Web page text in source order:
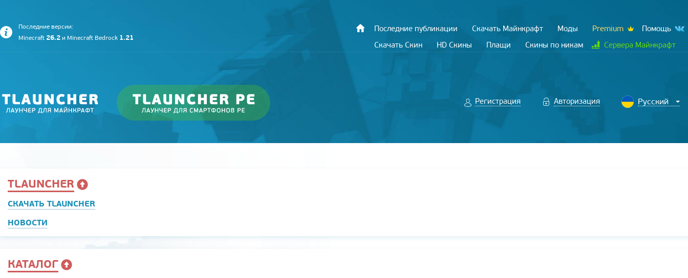
Последние версии:
Minecraft 26.2 и Minecraft Bedrock 1.21
Последние публикации Скачать Майнкрафт Моды Premium
Помощь
Скачать Скин
HD Скины Плащи Скины по никам Сервера Майнкрафт
Регистрация Авторизация
TLAUNCHER
СКАЧАТЬ TLAUNCHER
НОВОСТИ
КАТАЛОГ